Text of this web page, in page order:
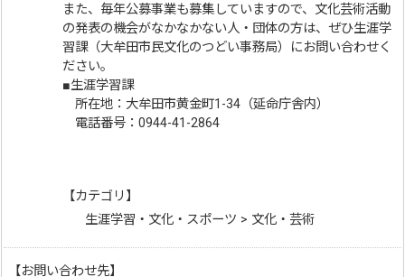
また、毎年公募事業も募集していますので、文化芸術活動
の発表の機会がなかなかない人・団体の方は、ぜひ生涯学
習課（大牟田市民文化のつどい事務局）にお問い合わせく
ださい。
■生涯学習課
所在地：大牟田市黄金町1-34（延命庁舎内）
電話番号：0944-41-2864
【カテゴリ】
生涯学習・文化・スポーツ > 文化・芸術
【お問い合わせ先】